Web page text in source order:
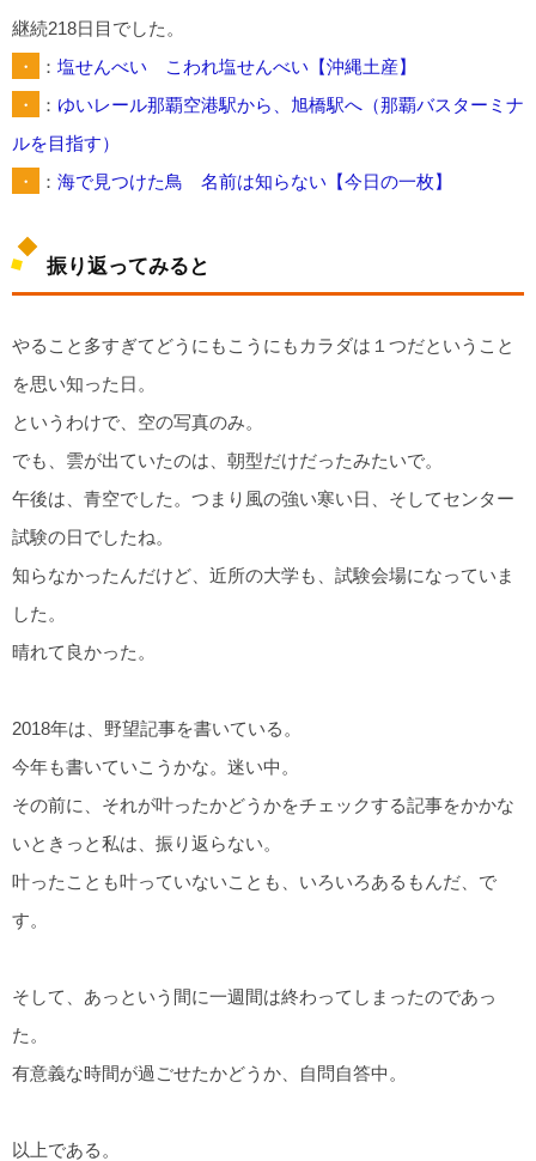
継続218日目でした。
・
： 塩せんべい こわれ塩せんべい【沖縄土産】
・
： ゆいレール那覇空港駅から、旭橋駅へ（那覇バスターミナ
ルを目指す）
・
： 海で見つけた鳥 名前は知らない【今日の一枚】
振り返ってみると
やること多すぎてどうにもこうにもカラダは１つだということ
を思い知った日。
というわけで、空の写真のみ。
でも、雲が出ていたのは、朝型だけだったみたいで。
午後は、青空でした。つまり風の強い寒い日、そしてセンター
試験の日でしたね。
知らなかったんだけど、近所の大学も、試験会場になっていま
した。
晴れて良かった。
2018年は、野望記事を書いている。
今年も書いていこうかな。迷い中。
その前に、それが叶ったかどうかをチェックする記事をかかな
いときっと私は、振り返らない。
叶ったことも叶っていないことも、いろいろあるもんだ、で
す。
そして、あっという間に一週間は終わってしまったのであっ
た。
有意義な時間が過ごせたかどうか、自問自答中。
以上である。